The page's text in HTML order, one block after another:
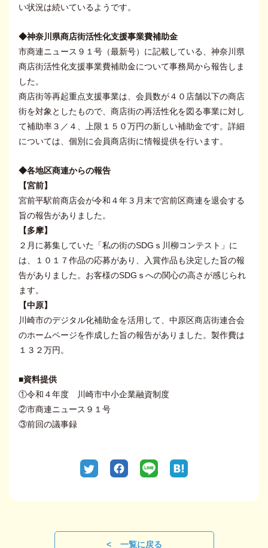
い状況は続いているようです。
◆神奈川県商店街活性化支援事業費補助金
市商連ニュース９１号（最新号）に記載している、神奈川県
商店街活性化支援事業費補助金について事務局から報告しま
した。
商店街等再起重点支援事業は、会員数が４０店舗以下の商店
街を対象としたもので、商店街の再活性化を図る事業に対し
て補助率３／４、上限１５０万円の新しい補助金です。詳細
については、個別に会員商店街に情報提供を行います。
◆各地区商連からの報告
【宮前】
宮前平駅前商店会が令和４年３月末で宮前区商連を退会する
旨の報告がありました。
【多摩】
２月に募集していた「私の街のSDGｓ川柳コンテスト」に
は、１０１７作品の応募があり、入賞作品も決定した旨の報
告がありました。お客様のSDGｓへの関心の高さが感じられ
ます。
【中原】
川崎市のデジタル化補助金を活用して、中原区商店街連合会
のホームページを作成した旨の報告がありました。製作費は
１３２万円。
■資料提供
①令和４年度 川崎市中小企業融資制度
②市商連ニュース９１号
③前回の議事録
一覧に戻る